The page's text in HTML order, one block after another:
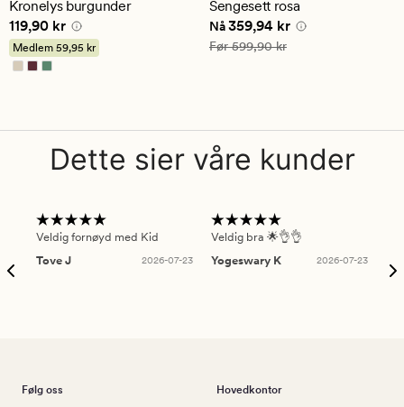
gjennomsnittlig
vurdering
på
5
Kronelys burgunder
Pris 119,90 kr
119,90 kr
Medlem 59,95 kr
Sengesett rosa
Nåværende pris
Nå359,94 kr
Vanlig pris 599,90 kr
Før599,90 kr
Dette sier våre kunder
Veldig fornøyd med Kid
Tove J
2026-07-23
Veldig bra 🌟👌👌
Yogeswary K
2026-07-23
Følg oss Hovedkontor